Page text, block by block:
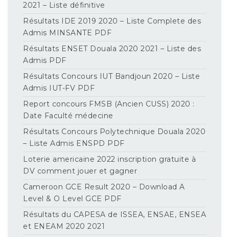
2021 – Liste définitive
Résultats IDE 2019 2020 – Liste Complete des
Admis MINSANTE PDF
Résultats ENSET Douala 2020 2021 – Liste des
Admis PDF
Résultats Concours IUT Bandjoun 2020 – Liste
Admis IUT-FV PDF
Report concours FMSB (Ancien CUSS) 2020 :
Date Faculté médecine
Résultats Concours Polytechnique Douala 2020
– Liste Admis ENSPD PDF
Loterie americaine 2022 inscription gratuite à
DV comment jouer et gagner
Cameroon GCE Result 2020 – Download A
Level & O Level GCE PDF
Résultats du CAPESA de ISSEA, ENSAE, ENSEA
et ENEAM 2020 2021